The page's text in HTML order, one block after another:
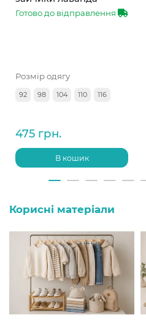
Готово до відправлення
Розмір одягу
92 98 104 110 116
475 грн.
В кошик
Корисні матеріали